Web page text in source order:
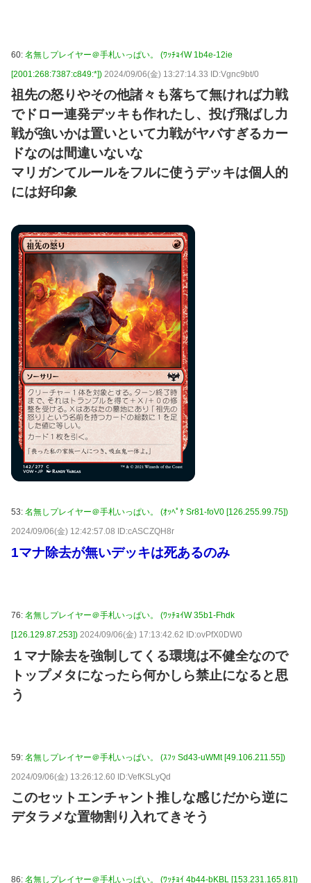
60: 名無しプレイヤー＠手札いっぱい。 (ﾜｯﾁｮｲW 1b4e-12ie
[2001:268:7387:c849:*]) 2024/09/06(金) 13:27:14.33 ID:Vgnc9bt/0
祖先の怒りやその他諸々も落ちて無ければ力戦
でドロー連発デッキも作れたし、投げ飛ばし力
戦が強いかは置いといて力戦がヤバすぎるカー
ドなのは間違いないな
マリガンてルールをフルに使うデッキは個人的
には好印象
53: 名無しプレイヤー＠手札いっぱい。 (ｵｯﾍﾟｹ Sr81-foV0 [126.255.99.75])
2024/09/06(金) 12:42:57.08 ID:cASCZQH8r
1マナ除去が無いデッキは死あるのみ
76: 名無しプレイヤー＠手札いっぱい。 (ﾜｯﾁｮｲW 35b1-Fhdk
[126.129.87.253]) 2024/09/06(金) 17:13:42.62 ID:ovPfX0DW0
１マナ除去を強制してくる環境は不健全なので
トップメタになったら何かしら禁止になると思
う
59: 名無しプレイヤー＠手札いっぱい。 (ｽﾌｯ Sd43-uWMt [49.106.211.55])
2024/09/06(金) 13:26:12.60 ID:VefKSLyQd
このセットエンチャント推しな感じだから逆に
デタラメな置物割り入れてきそう
86: 名無しプレイヤー＠手札いっぱい。 (ﾜｯﾁｮｲ 4b44-bKBL [153.231.165.81])